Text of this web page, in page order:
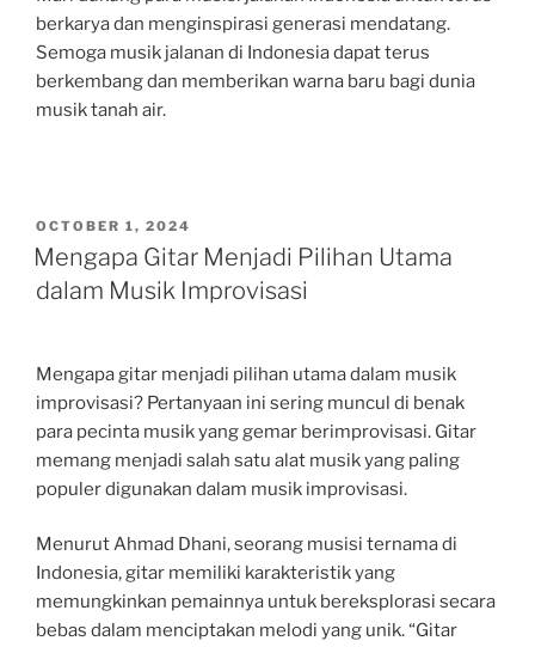
berkarya dan menginspirasi generasi mendatang.
Semoga musik jalanan di Indonesia dapat terus
berkembang dan memberikan warna baru bagi dunia
musik tanah air.
POSTED
ON
OCTOBER 1, 2024
Mengapa Gitar Menjadi Pilihan Utama
dalam Musik Improvisasi
Mengapa gitar menjadi pilihan utama dalam musik
improvisasi? Pertanyaan ini sering muncul di benak
para pecinta musik yang gemar berimprovisasi. Gitar
memang menjadi salah satu alat musik yang paling
populer digunakan dalam musik improvisasi.
Menurut Ahmad Dhani, seorang musisi ternama di
Indonesia, gitar memiliki karakteristik yang
memungkinkan pemainnya untuk bereksplorasi secara
bebas dalam menciptakan melodi yang unik. “Gitar